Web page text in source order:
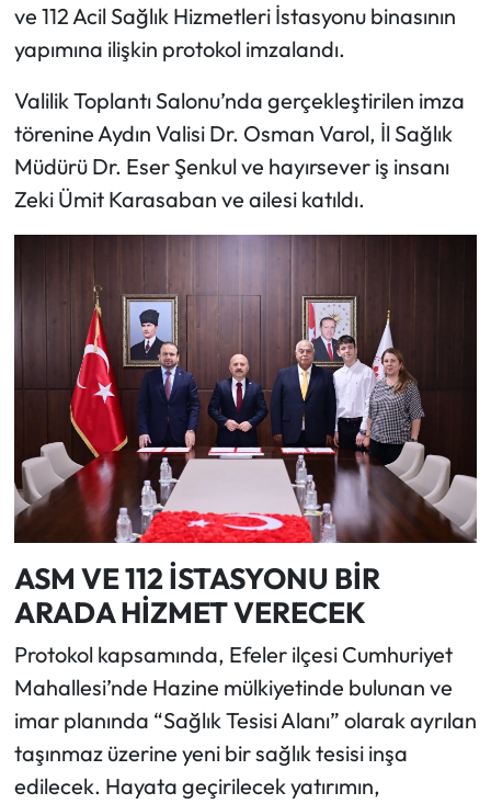
ve 112 Acil Sağlık Hizmetleri İstasyonu binasının
yapımına ilişkin protokol imzalandı.
Valilik Toplantı Salonu’nda gerçekleştirilen imza
törenine Aydın Valisi Dr. Osman Varol, İl Sağlık
Müdürü Dr. Eser Şenkul ve hayırsever iş insanı
Zeki Ümit Karasaban ve ailesi katıldı.
ASM VE 112 İSTASYONU BİR
ARADA HİZMET VERECEK
Protokol kapsamında, Efeler ilçesi Cumhuriyet
Mahallesi’nde Hazine mülkiyetinde bulunan ve
imar planında “Sağlık Tesisi Alanı” olarak ayrılan
taşınmaz üzerine yeni bir sağlık tesisi inşa
edilecek. Hayata geçirilecek yatırımın,